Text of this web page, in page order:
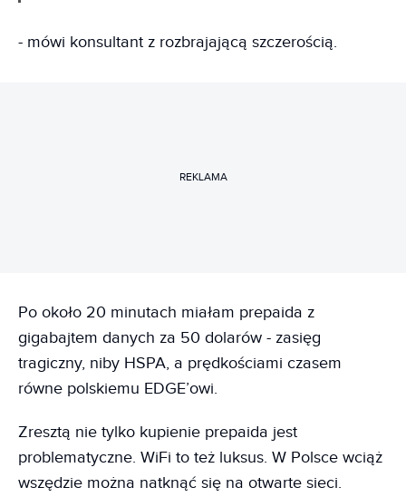
- mówi konsultant z rozbrajającą szczerością.
REKLAMA
Po około 20 minutach miałam prepaida z
gigabajtem danych za 50 dolarów - zasięg
tragiczny, niby HSPA, a prędkościami czasem
równe polskiemu EDGE’owi.
Zresztą nie tylko kupienie prepaida jest
problematyczne. WiFi to też luksus. W Polsce wciąż
wszędzie można natknąć się na otwarte sieci.